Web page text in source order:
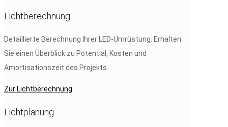
Lichtberechnung
Detaillierte Berechnung Ihrer LED-Umrüstung: Erhalten
Sie einen Überblick zu Potential, Kosten und
Amortisationszeit des Projekts.
Zur Lichtberechnung
Lichtplanung